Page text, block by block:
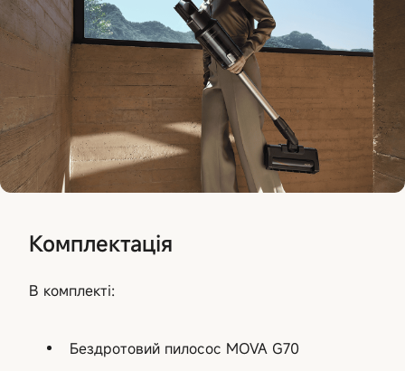
Комплектація
В комплекті:
Бездротовий пилосос MOVA G70